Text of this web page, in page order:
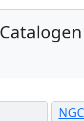
Catalogen